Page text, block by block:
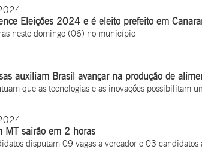
Eleições 2024 e é eleito prefeito em
neste domingo (06) no município
auxiliam Brasil avançar na produção de
que as tecnologias e as inovações possibilitam
MT sairão em 2 horas
disputam 09 vagas a vereador e 03